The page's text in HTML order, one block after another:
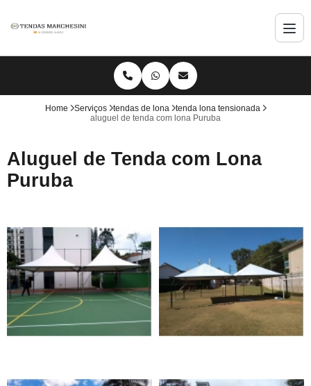
Home Serviços tendas de lona
tenda lona tensionada
aluguel de tenda com lona Puruba
Aluguel de Tenda com Lona
Puruba